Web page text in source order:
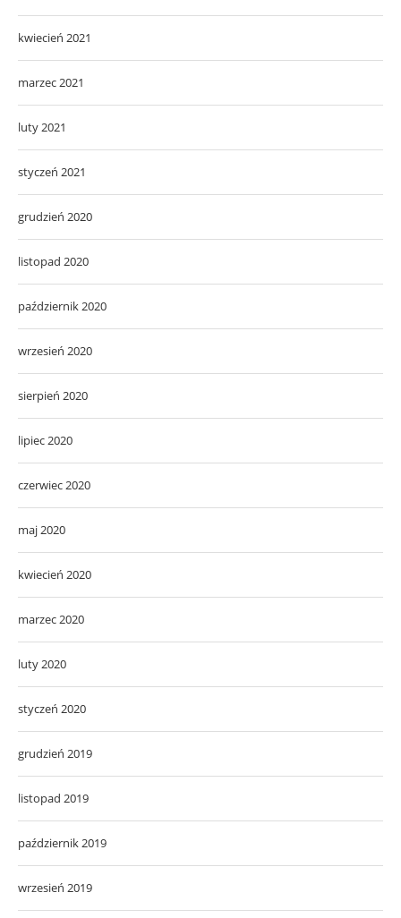
kwiecień 2021
marzec 2021
luty 2021
styczeń 2021
grudzień 2020
listopad 2020
październik 2020
wrzesień 2020
sierpień 2020
lipiec 2020
czerwiec 2020
maj 2020
kwiecień 2020
marzec 2020
luty 2020
styczeń 2020
grudzień 2019
listopad 2019
październik 2019
wrzesień 2019